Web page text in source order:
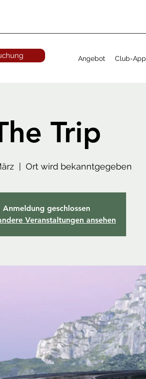
Angebot Club-App
Trip
  |
Ort wird bekanntgegeben
Anmeldung geschlossen
Veranstaltungen ansehen